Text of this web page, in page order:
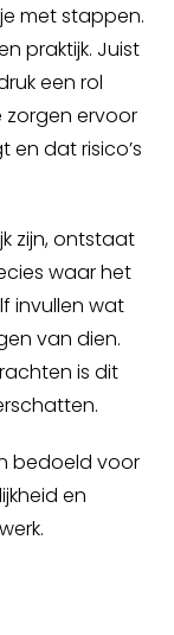
met stappen.
praktijk. Juist
een rol
zorgen ervoor
en dat risico’s
zijn, ontstaat
waar het
invullen wat
van dien.
is dit
bedoeld voor
en